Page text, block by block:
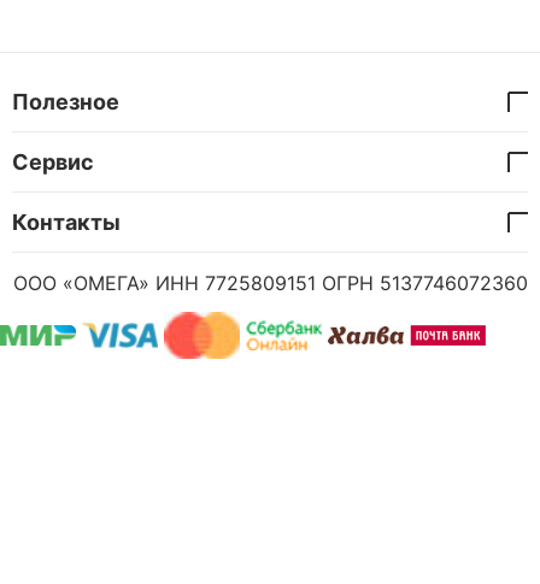
Полезное
Сервис
Контакты
ООО «ОМЕГА» ИНН 7725809151 ОГРН 5137746072360